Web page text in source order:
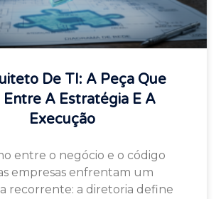
De TI: A Peça Que
Entre A Estratégia E A
Execução
entre o negócio e o código
empresas enfrentam um
recorrente: a diretoria define